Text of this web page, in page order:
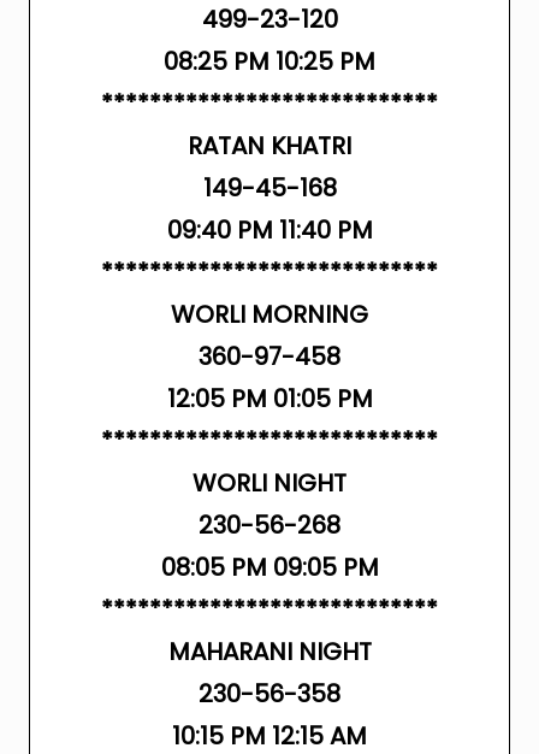
499-23-120
08:25 PM 10:25 PM
****************************
RATAN KHATRI
149-45-168
09:40 PM 11:40 PM
****************************
WORLI MORNING
360-97-458
12:05 PM 01:05 PM
****************************
WORLI NIGHT
230-56-268
08:05 PM 09:05 PM
****************************
MAHARANI NIGHT
230-56-358
10:15 PM 12:15 AM